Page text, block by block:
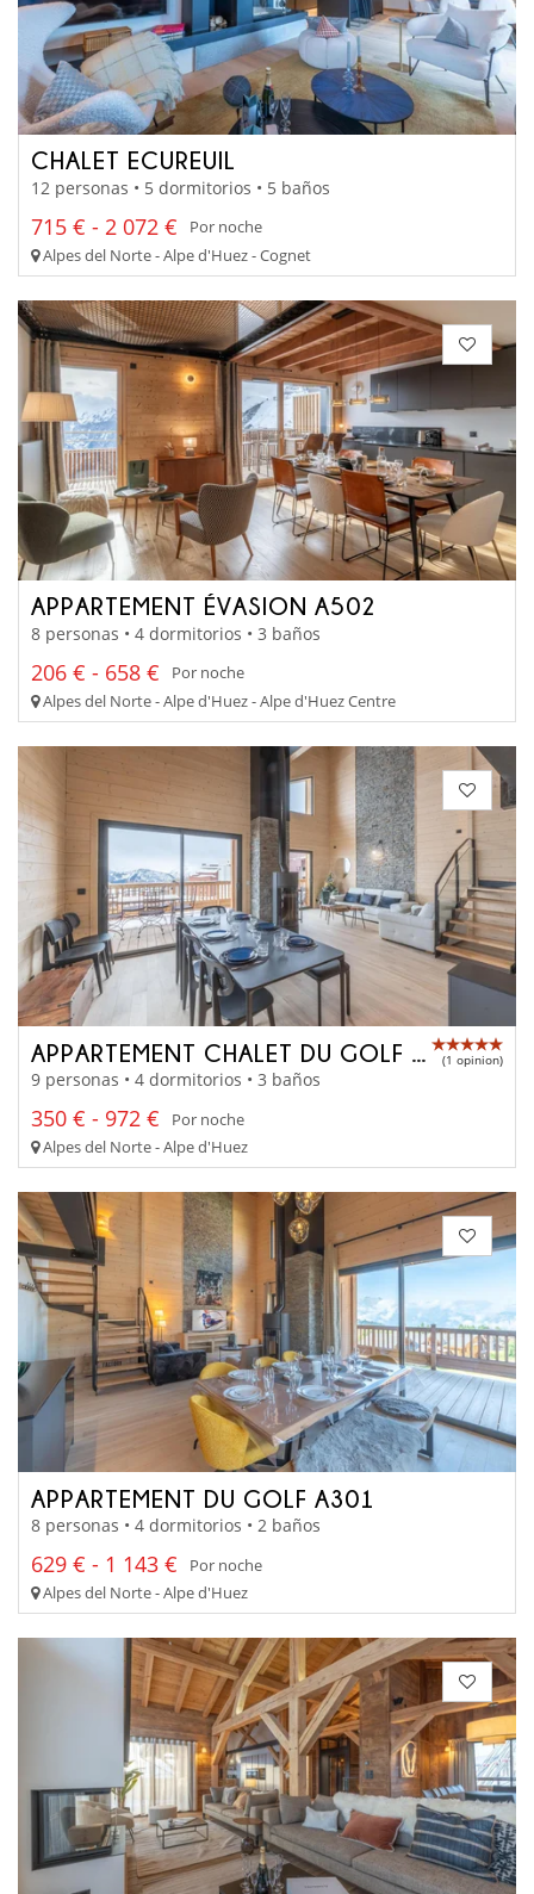
CHALET ECUREUIL
12 personas • 5 dormitorios • 5 baños
715 € - 2 072 €
Por noche
Alpes del Norte - Alpe d'Huez - Cognet
APPARTEMENT ÉVASION A502
8 personas • 4 dormitorios • 3 baños
206 € - 658 €
Por noche
Alpes del Norte - Alpe d'Huez - Alpe d'Huez Centre
APPARTEMENT CHALET DU GOLF A303 (1 opinion)
9 personas • 4 dormitorios • 3 baños
350 € - 972 €
Por noche
Alpes del Norte - Alpe d'Huez
APPARTEMENT DU GOLF A301
8 personas • 4 dormitorios • 2 baños
629 € - 1 143 €
Por noche
Alpes del Norte - Alpe d'Huez